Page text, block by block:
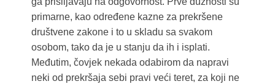
primarne, kao određene kazne za prekršene
društvene zakone i to u skladu sa svakom
osobom, tako da je u stanju da ih i isplati.
Međutim, čovjek nekada odabirom da napravi
neki od prekršaja sebi pravi veći teret, za koji ne